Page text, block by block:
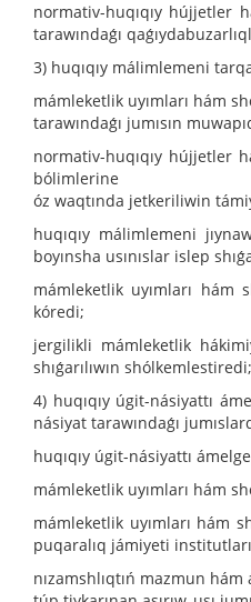
normativ-huqıqıy hújjetler
tarawındaǵı
3) huqıqıy málimlemeni
mámleketlik uyımları hám
tarawındaǵı jumısın
normativ-huqıqıy hújjetler
bólimlerine
óz waqtında jetkeriliwin
huqıqıy málimlemeni
boyınsha usınıslar islep
mámleketlik uyımları
kóredi;
jergilikli mámleketlik
shıǵarılıwın shólkemlestiredi;
4) huqıqıy úgit-násiyattı
násiyat tarawındaǵı
huqıqıy úgit-násiyattı
mámleketlik uyımları hám
mámleketlik uyımları hám
puqaralıq jámiyeti
nızamshlıqtıń mazmun